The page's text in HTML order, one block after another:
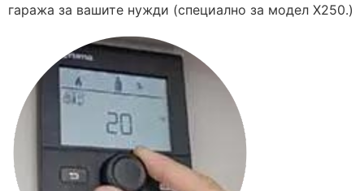
гаража зa вашите нужди (специално за модел X250.)